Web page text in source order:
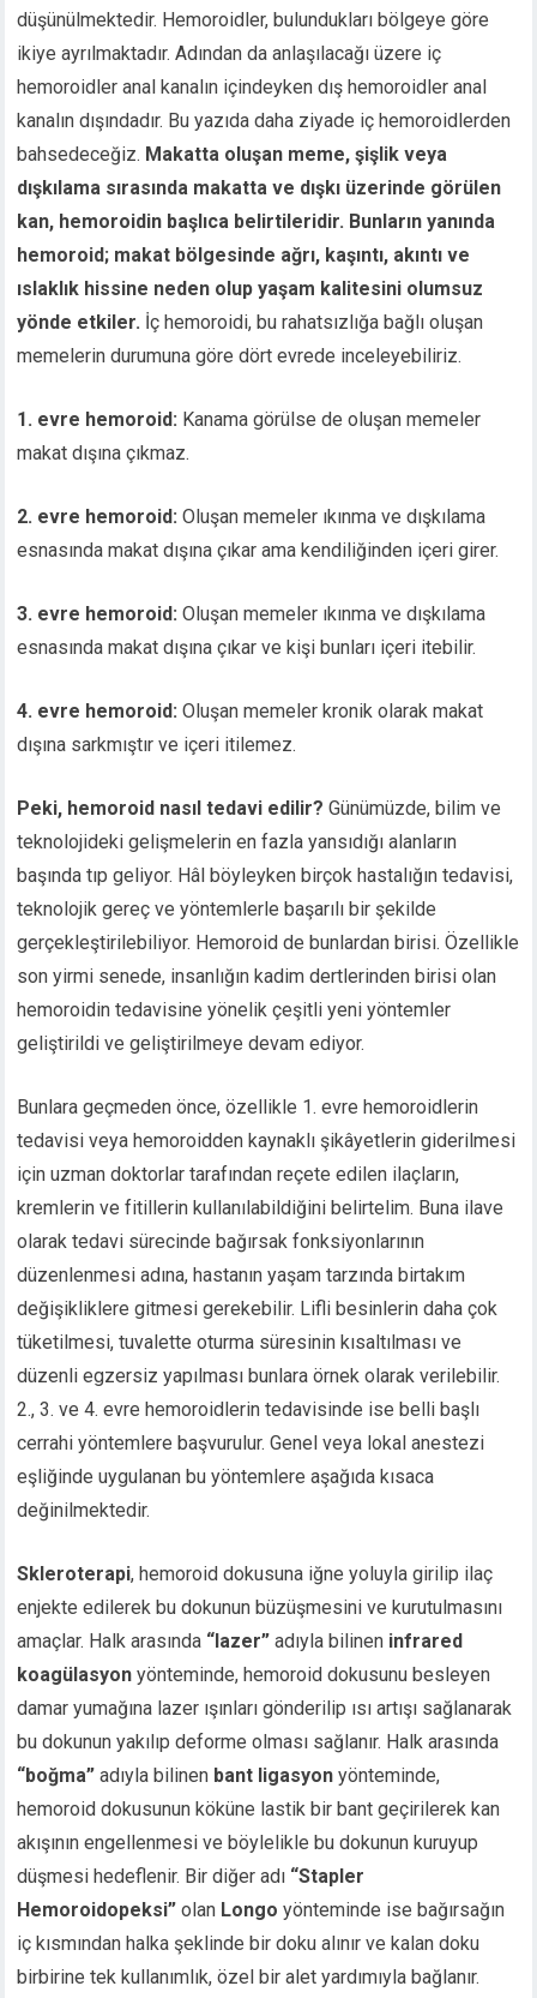
düşünülmektedir. Hemoroidler, bulundukları bölgeye göre
ikiye ayrılmaktadır. Adından da anlaşılacağı üzere iç
hemoroidler anal kanalın içindeyken dış hemoroidler anal
kanalın dışındadır. Bu yazıda daha ziyade iç hemoroidlerden
bahsedeceğiz. Makatta oluşan meme, şişlik veya
dışkılama sırasında makatta ve dışkı üzerinde görülen
kan, hemoroidin başlıca belirtileridir. Bunların yanında
hemoroid; makat bölgesinde ağrı, kaşıntı, akıntı ve
ıslaklık hissine neden olup yaşam kalitesini olumsuz
yönde etkiler. İç hemoroidi, bu rahatsızlığa bağlı oluşan
memelerin durumuna göre dört evrede inceleyebiliriz.
1. evre hemoroid: Kanama görülse de oluşan memeler
makat dışına çıkmaz.
2. evre hemoroid: Oluşan memeler ıkınma ve dışkılama
esnasında makat dışına çıkar ama kendiliğinden içeri girer.
3. evre hemoroid: Oluşan memeler ıkınma ve dışkılama
esnasında makat dışına çıkar ve kişi bunları içeri itebilir.
4. evre hemoroid: Oluşan memeler kronik olarak makat
dışına sarkmıştır ve içeri itilemez.
Peki, hemoroid nasıl tedavi edilir? Günümüzde, bilim ve
teknolojideki gelişmelerin en fazla yansıdığı alanların
başında tıp geliyor. Hâl böyleyken birçok hastalığın tedavisi,
teknolojik gereç ve yöntemlerle başarılı bir şekilde
gerçekleştirilebiliyor. Hemoroid de bunlardan birisi. Özellikle
son yirmi senede, insanlığın kadim dertlerinden birisi olan
hemoroidin tedavisine yönelik çeşitli yeni yöntemler
geliştirildi ve geliştirilmeye devam ediyor.
Bunlara geçmeden önce, özellikle 1. evre hemoroidlerin
tedavisi veya hemoroidden kaynaklı şikâyetlerin giderilmesi
için uzman doktorlar tarafından reçete edilen ilaçların,
kremlerin ve fitillerin kullanılabildiğini belirtelim. Buna ilave
olarak tedavi sürecinde bağırsak fonksiyonlarının
düzenlenmesi adına, hastanın yaşam tarzında birtakım
değişikliklere gitmesi gerekebilir. Lifli besinlerin daha çok
tüketilmesi, tuvalette oturma süresinin kısaltılması ve
düzenli egzersiz yapılması bunlara örnek olarak verilebilir.
2., 3. ve 4. evre hemoroidlerin tedavisinde ise belli başlı
cerrahi yöntemlere başvurulur. Genel veya lokal anestezi
eşliğinde uygulanan bu yöntemlere aşağıda kısaca
değinilmektedir.
Skleroterapi, hemoroid dokusuna iğne yoluyla girilip ilaç
enjekte edilerek bu dokunun büzüşmesini ve kurutulmasını
amaçlar. Halk arasında “lazer” adıyla bilinen infrared
koagülasyon yönteminde, hemoroid dokusunu besleyen
damar yumağına lazer ışınları gönderilip ısı artışı sağlanarak
bu dokunun yakılıp deforme olması sağlanır. Halk arasında
“boğma” adıyla bilinen bant ligasyon yönteminde,
hemoroid dokusunun köküne lastik bir bant geçirilerek kan
akışının engellenmesi ve böylelikle bu dokunun kuruyup
düşmesi hedeflenir. Bir diğer adı “Stapler
Hemoroidopeksi” olan Longo yönteminde ise bağırsağın
iç kısmından halka şeklinde bir doku alınır ve kalan doku
birbirine tek kullanımlık, özel bir alet yardımıyla bağlanır.